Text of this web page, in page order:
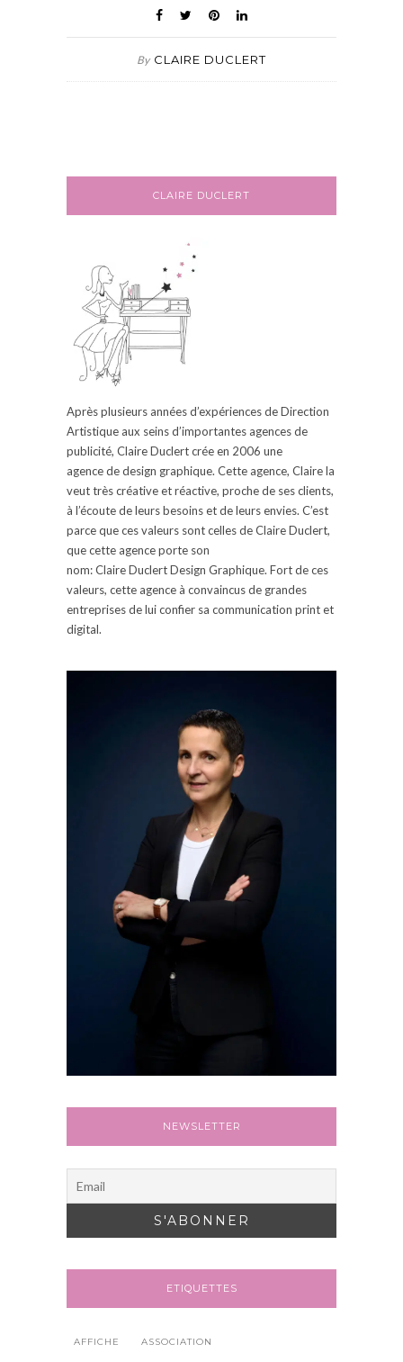
By CLAIRE DUCLERT
CLAIRE DUCLERT
Après plusieurs années d’expériences de Direction
Artistique aux seins d’importantes agences de
publicité, ClaireDuclertcrée en 2006 une
agencede design graphique. Cette agence, Claire la
veut très créative et réactive, proche de ses clients,
à l’écoute de leurs besoins et de leurs envies. C’est
parce que ces valeurs sont celles de ClaireDuclert,
que cette agence porte son
nom:ClaireDuclertDesign Graphique. Fort de ces
valeurs, cette agence à convaincus de grandes
entreprises de lui confier sa communication printet
digital.
NEWSLETTER
ETIQUETTES
AFFICHE ASSOCIATION